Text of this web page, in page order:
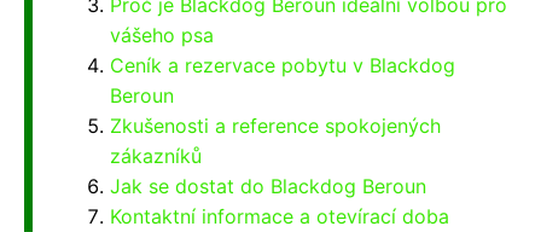
vášeho psa
Ceník a rezervace pobytu v Blackdog
Beroun
Zkušenosti a reference spokojených
zákazníků
Jak se dostat do Blackdog Beroun
Kontaktní informace a otevírací doba